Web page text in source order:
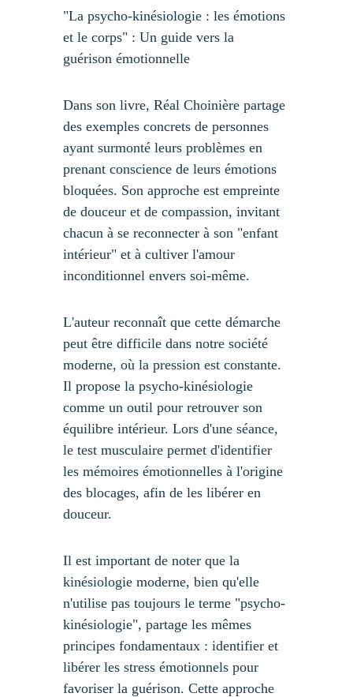
"La psycho-kinésiologie : les émotions
et le corps" : Un guide vers la
guérison émotionnelle
Dans son livre, Réal Choinière partage
des exemples concrets de personnes
ayant surmonté leurs problèmes en
prenant conscience de leurs émotions
bloquées. Son approche est empreinte
de douceur et de compassion, invitant
chacun à se reconnecter à son "enfant
intérieur" et à cultiver l'amour
inconditionnel envers soi-même.
L'auteur reconnaît que cette démarche
peut être difficile dans notre société
moderne, où la pression est constante.
Il propose la psycho-kinésiologie
comme un outil pour retrouver son
équilibre intérieur. Lors d'une séance,
le test musculaire permet d'identifier
les mémoires émotionnelles à l'origine
des blocages, afin de les libérer en
douceur.
Il est important de noter que la
kinésiologie moderne, bien qu'elle
n'utilise pas toujours le terme "psycho-
kinésiologie", partage les mêmes
principes fondamentaux : identifier et
libérer les stress émotionnels pour
favoriser la guérison. Cette approche